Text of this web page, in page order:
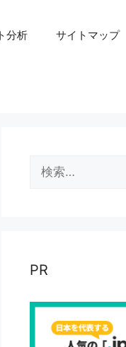
分析 サイトマップ
索:
PR